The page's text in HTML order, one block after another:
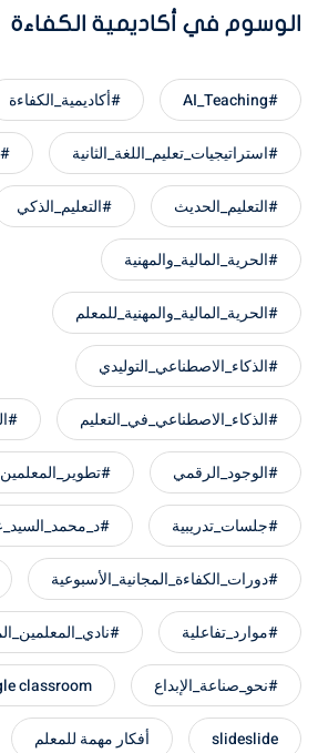
الوسوم في أكاديمية الكفاءة
#AI_Teaching #أكاديمية_الكفاءة
#استراتيجيات_تعليم_اللغة_الثانية
#التعليم_الحديث #التعليم_الذكي
#الحرية_المالية_والمهنية
#الحرية_المالية_والمهنية_للمعلم
#الذكاء_الاصطناعي_التوليدي
#الذكاء_الاصطناعي_في_التعليم
#الوجود_الرقمي #تطوير_المعلمين
#جلسات_تدريبية
#دورات_الكفاءة_المجانية_الأسبوعية
#موارد_تفاعلية
#نحو_صناعة_الإبداع classroom
slideslide أفكار مهمة للمعلم